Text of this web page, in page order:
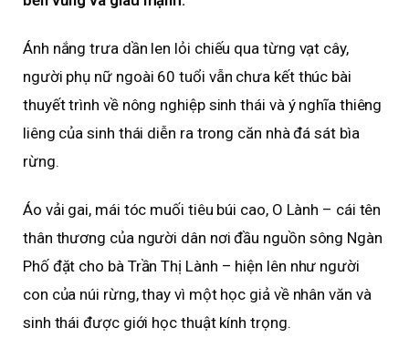
Ánh nắng trưa dần len lỏi chiếu qua từng vạt cây,
người phụ nữ ngoài 60 tuổi vẫn chưa kết thúc bài
thuyết trình về nông nghiệp sinh thái và ý nghĩa thiêng
liêng của sinh thái diễn ra trong căn nhà đá sát bìa
rừng.
Áo vải gai, mái tóc muối tiêu búi cao, O Lành – cái tên
thân thương của người dân nơi đầu nguồn sông Ngàn
Phố đặt cho bà Trần Thị Lành – hiện lên như người
con của núi rừng, thay vì một học giả về nhân văn và
sinh thái được giới học thuật kính trọng.